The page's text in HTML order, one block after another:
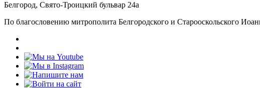
Белгород, Свято-Троицкий бульвар 24а
По благословению митрополита Белгородского и Старооскольского